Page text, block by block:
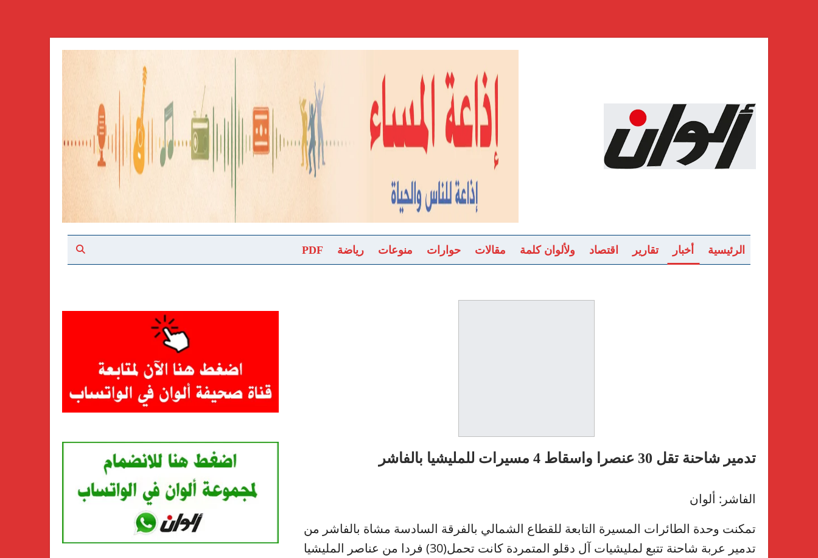
الرئيسية أخبار تقارير اقتصاد ولألوان كلمة مقالات حوارات منوعات رياضة PDF
تدمير شاحنة تقل 30 عنصرا واسقاط 4 مسيرات للمليشيا بالفاشر
الفاشر: ألوان
تمكنت وحدة الطائرات المسيرة التابعة للقطاع الشمالي بالفرقة السادسة مشاة بالفاشر من
تدمير عربة شاحنة تتبع لمليشيات آل دقلو المتمردة كانت تحمل(30) فردا من عناصر المليشيا